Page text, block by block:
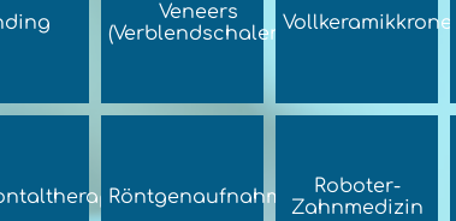
Veneers
(Verblendschalen) Vollkeramikkronen
Röntgenaufnahmen Roboter-
Zahnmedizin